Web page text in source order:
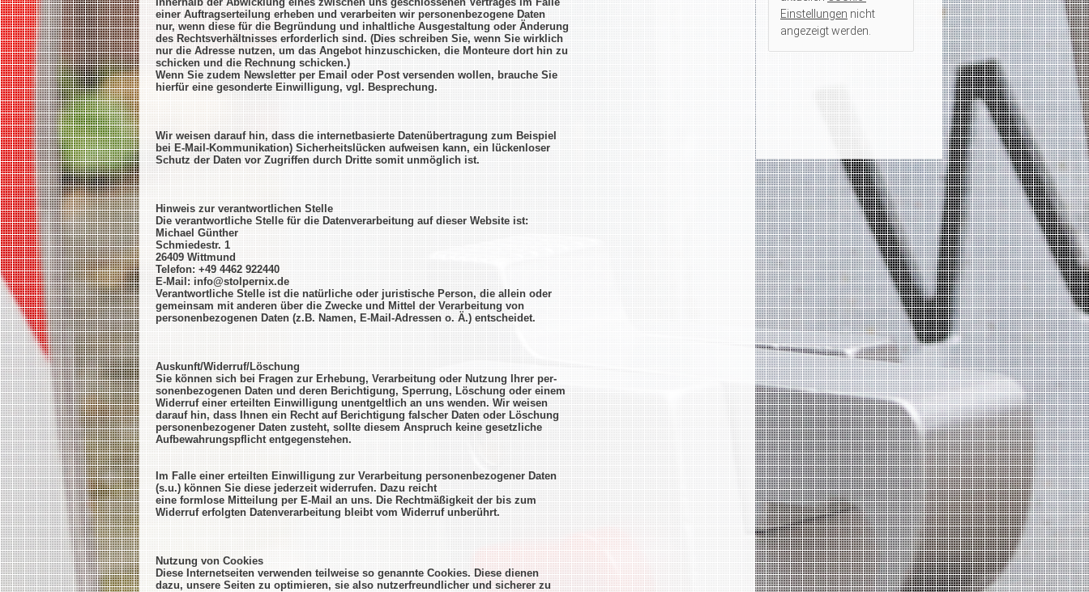
einer Auftragserteilung erheben und verarbeiten wir personenbezogene Daten
nur, wenn diese für die Begründung und inhaltliche Ausgestaltung oder Änderung
des Rechtsverhältnisses erforderlich sind. (Dies schreiben Sie, wenn Sie wirklich
nur die Adresse nutzen, um das Angebot hinzuschicken, die Monteure dort hin zu
schicken und die Rechnung schicken.)
Wenn Sie zudem Newsletter per Email oder Post versenden wollen, brauche Sie
hierfür eine gesonderte Einwilligung, vgl. Besprechung.
Wir weisen darauf hin, dass die internetbasierte Datenübertragung zum Beispiel
bei E-Mail-Kommunikation) Sicherheitslücken aufweisen kann, ein lückenloser
Schutz der Daten vor Zugriffen durch Dritte somit unmöglich ist.
Hinweis zur verantwortlichen Stelle
Die verantwortliche Stelle für die Datenverarbeitung auf dieser Website ist:
Michael Günther
Schmiedestr. 1
26409 Wittmund
Telefon: +49 4462 922440
E-Mail: info@stolpernix.de
Verantwortliche Stelle ist die natürliche oder juristische Person, die allein oder
gemeinsam mit anderen über die Zwecke und Mittel der Verarbeitung von
personenbezogenen Daten (z.B. Namen, E-Mail-Adressen o. Ä.) entscheidet.
Auskunft/Widerruf/Löschung
Sie können sich bei Fragen zur Erhebung, Verarbeitung oder Nutzung Ihrer per-
sonenbezogenen Daten und deren Berichtigung, Sperrung, Löschung oder einem
Widerruf einer erteilten Einwilligung unentgeltlich an uns wenden. Wir weisen
darauf hin, dass Ihnen ein Recht auf Berichtigung falscher Daten oder Löschung
personenbezogener Daten zusteht, sollte diesem Anspruch keine gesetzliche
Aufbewahrungspflicht entgegenstehen.
Im Falle einer erteilten Einwilligung zur Verarbeitung personenbezogener Daten
(s.u.) können Sie diese jederzeit widerrufen. Dazu reicht
eine formlose Mitteilung per E-Mail an uns. Die Rechtmäßigkeit der bis zum
Widerruf erfolgten Datenverarbeitung bleibt vom Widerruf unberührt.
Nutzung von Cookies
Diese Internetseiten verwenden teilweise so genannte Cookies. Diese dienen
dazu, unsere Seiten zu optimieren, sie also nutzerfreundlicher und sicherer zu
Einstellungen nicht
angezeigt werden.